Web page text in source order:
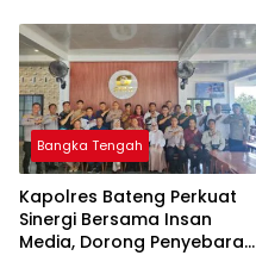
Babel
Bangka Tengah
‎Kapolres Bateng Perkuat
Sinergi Bersama Insan
Media, Dorong Penyebaran